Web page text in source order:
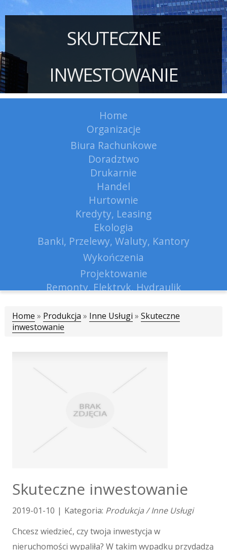
SKUTECZNE
INWESTOWANIE
Home
Organizacje
Biura Rachunkowe
Doradztwo
Drukarnie
Handel
Hurtownie
Kredyty, Leasing
Ekologia
Banki, Przelewy, Waluty, Kantory
Wykończenia
Projektowanie
Remonty, Elektryk, Hydraulik
Lokum
Domy, Mieszkania
Nauczanie
Placówki Edukacyjne
Kursy Językowe
Konferencje, Sale Szkoleniowe
Kursy i Szkolenia
Biżuteria
Dla Dzieci
Wyposażenie Wnętrz
Home » Produkcja » Inne Usługi » Skuteczne
inwestowanie
Skuteczne inwestowanie
2019-01-10 | Kategoria: Produkcja / Inne Usługi
Chcesz wiedzieć, czy twoja inwestycja w
nieruchomości wypaliła? W takim wypadku przydadzą